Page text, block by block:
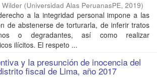
Wilder (Universidad Alas PeruanasPE, 2019)
a la integridad personal impone a las
de abstenerse de torturarla, de inferir tratos
o degradantes, así como realizar
ilícitos. El respeto ...
y la presunción de inocencia del
fiscal de Lima, año 2017